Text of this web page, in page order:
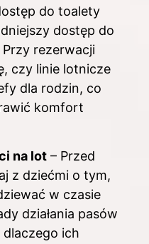
do toalety
dostęp do
rezerwacji
czy linie lotnicze
dla rodzin, co
komfort
na lot – Przed
z dziećmi o tym,
w czasie
działania pasów
ich